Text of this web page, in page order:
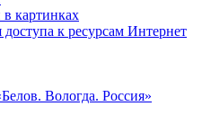
картинках
к ресурсам Интернет
Вологда. Россия»